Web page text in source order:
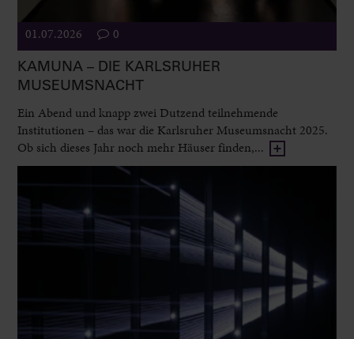
01.07.2026 0
KAMUNA – DIE KARLSRUHER
MUSEUMSNACHT
Ein Abend und knapp zwei Dutzend teilnehmende
Institutionen – das war die Karlsruher Museumsnacht 2025.
Ob sich dieses Jahr noch mehr Häuser finden,...